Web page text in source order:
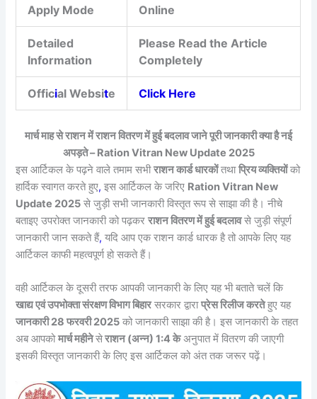
Apply Mode Online
Detailed
Information
Please Read the Article
Completely
Official Website Click Here
मार्च माह से राशन में राशन वितरण में हुई बदलाव जाने पूरी जानकारी क्या है नई
अपड़ते – Ration Vitran New Update 2025
इस आर्टिकल के पढ़ने वाले तमाम सभीराशन कार्ड धारकोंतथाप्रिय व्यक्तियोंको
हार्दिक स्वागत करते हुए, इस आर्टिकल के जरिए Ration Vitran New
Update 2025 से जुड़ी सभी जानकारी विस्तृत रूप से साझा की है। नीचे
बताइए उपरोक्त जानकारी को पढ़करराशन वितरण में हुई बदलावसे जुड़ी संपूर्ण
जानकारी जान सकते हैं, यदि आप एक राशन कार्ड धारक है तो आपके लिए यह
आर्टिकल काफी महत्वपूर्ण हो सकते हैं।
वही आर्टिकल के दूसरी तरफ आपकी जानकारी के लिए यह भी बताते चलें कि
खाद्य एवं उपभोक्ता संरक्षण विभाग बिहारसरकार द्वाराप्रेस रिलीज करतेहुए यह
जानकारी 28 फरवरी 2025 को जानकारी साझा की है। इस जानकारी के तहत
अब आपकोमार्च महीनेसेराशन (अन्न) 1:4 केअनुपात में वितरण की जाएगी
इसकी विस्तृत जानकारी के लिए इस आर्टिकल को अंत तक जरूर पढ़ें।